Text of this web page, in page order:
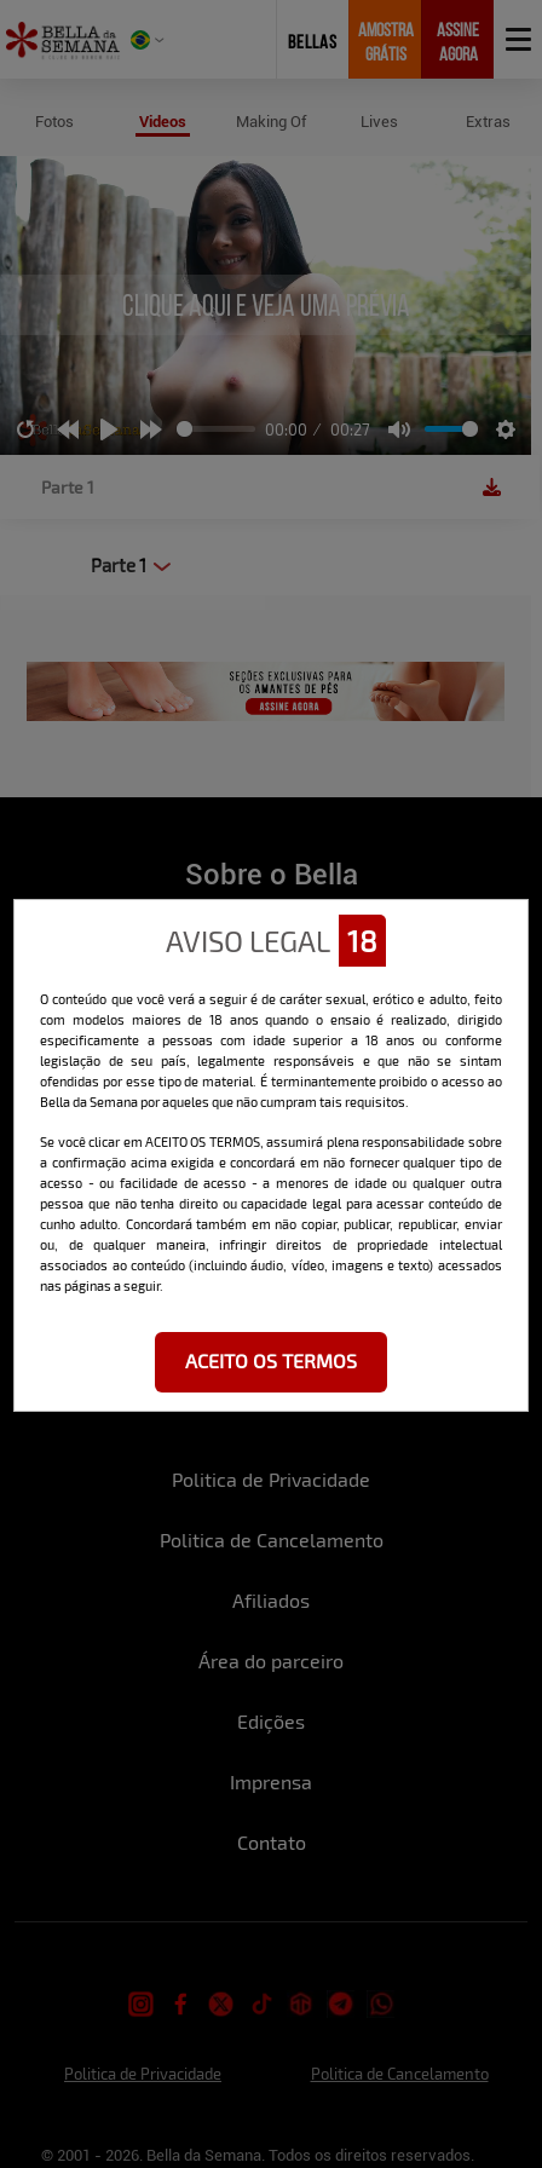
BELLAS
AMOSTRA
GRÁTIS
ASSINE
AGORA
Fotos Videos Making Of Lives Extras
Clique aqui e veja uma prévia
RestartRewind
10s
Play Forward
00:00 00:27
Mute
Parte 1
AVISO LEGAL 18
O conteúdo que você verá a seguir é de caráter sexual, erótico e adulto, feito
com modelos maiores de 18 anos quando o ensaio é realizado, dirigido
especificamente a pessoas com idade superior a 18 anos ou conforme
legislação de seu país, legalmente responsáveis e que não se sintam
ofendidas por esse tipo de material. É terminantemente proibido o acesso ao
Bella da Semana por aqueles que não cumpram tais requisitos.
Se você clicar em ACEITO OS TERMOS, assumirá plena responsabilidade sobre
a confirmação acima exigida e concordará em não fornecer qualquer tipo de
acesso - ou facilidade de acesso - a menores de idade ou qualquer outra
pessoa que não tenha direito ou capacidade legal para acessar conteúdo de
cunho adulto. Concordará também em não copiar, publicar, republicar, enviar
ou, de qualquer maneira, infringir direitos de propriedade intelectual
associados ao conteúdo (incluindo áudio, vídeo, imagens e texto) acessados
nas páginas a seguir.
ACEITO OS TERMOS
Sobre o Bella
O Bella da Semana é a maior e mais longeva revista masculina digital
do Brasil, com ensaios fotográficos e vídeos exclusivos de alta
qualidade, além de conteúdo editorial sobre saúde, esportes, moda,
Saiba mais
Politica de Privacidade
Politica de Cancelamento
Afiliados
Área do parceiro
Edições
Imprensa
Contato
Cadastre-se e receba a mais
deliciosa newsletter da internet
Ao se cadastrar, você concorda em receber emails da Bella da Semana
Politica de Privacidade Politica de Cancelamento
© 2001 - 2026. Bella da Semana. Todos os direitos reservados.